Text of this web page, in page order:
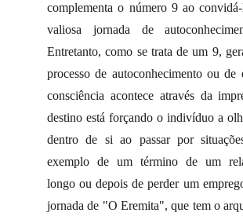
complementa o número 9 ao
valiosa jornada de
Entretanto, como se trata de um 9,
processo de autoconhecimento ou de
consciência acontece através da
destino está forçando o indivíduo a
dentro de si ao passar por
exemplo de um término de um
longo ou depois de perder um
jornada de "O Eremita", que tem o